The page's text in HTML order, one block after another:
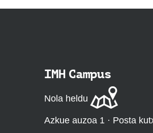
IMH Campus
Nola heldu
Azkue auzoa 1 · Posta